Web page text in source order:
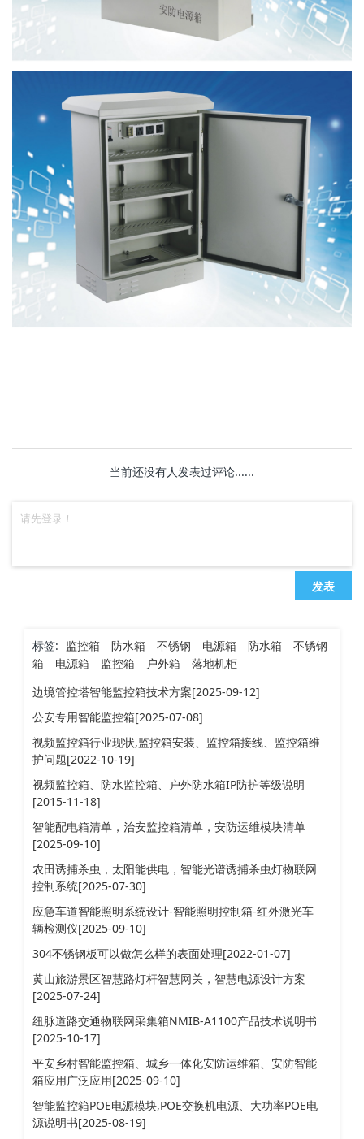
当前还没有人发表过评论......
发表
标签: 监控箱 防水箱 不锈钢 电源箱 防水箱
不锈钢
箱
电源箱 监控箱 户外箱
落地机柜
边境管控塔智能监控箱技术方案[2025-09-12]
公安专用智能监控箱[2025-07-08]
视频监控箱行业现状,监控箱安装、监控箱接线、监控箱维
护问题[2022-10-19]
视频监控箱、防水监控箱、户外防水箱IP防护等级说明
[2015-11-18]
智能配电箱清单，治安监控箱清单，安防运维模块清单
[2025-09-10]
农田诱捕杀虫，太阳能供电，智能光谱诱捕杀虫灯物联网
控制系统[2025-07-30]
应急车道智能照明系统设计-智能照明控制箱-红外激光车
辆检测仪[2025-09-10]
304不锈钢板可以做怎么样的表面处理[2022-01-07]
黄山旅游景区智慧路灯杆智慧网关，智慧电源设计方案
[2025-07-24]
纽脉道路交通物联网采集箱NMIB-A1100产品技术说明书
[2025-10-17]
平安乡村智能监控箱、城乡一体化安防运维箱、安防智能
箱应用广泛应用[2025-09-10]
智能监控箱POE电源模块,POE交换机电源、大功率POE电
源说明书[2025-08-19]